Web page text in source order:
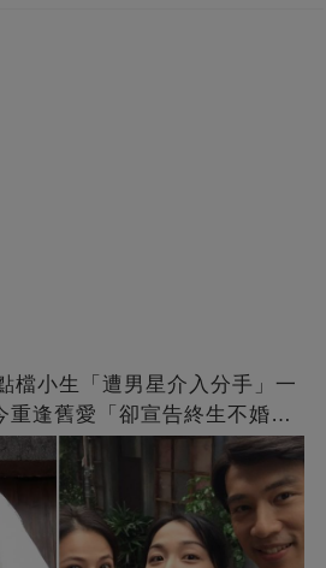
檔小生「遭男星介入分手」一